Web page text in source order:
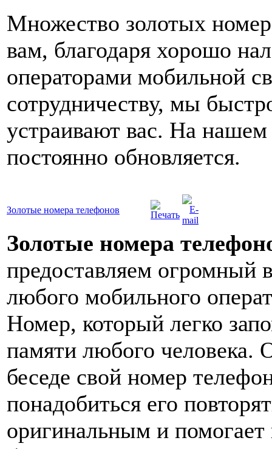
Множество золотых
вам, благодаря хорошо
операторами мобильной
сотрудничеству, мы
устраивают вас. На
постоянно обновляется.
Золотые номера телефонов
Золотые номера
предоставляем огромный
любого мобильного
Номер, который легко
памяти любого человека.
беседе свой номер
понадобиться его
оригинальным и